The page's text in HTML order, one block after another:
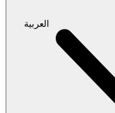
العربية